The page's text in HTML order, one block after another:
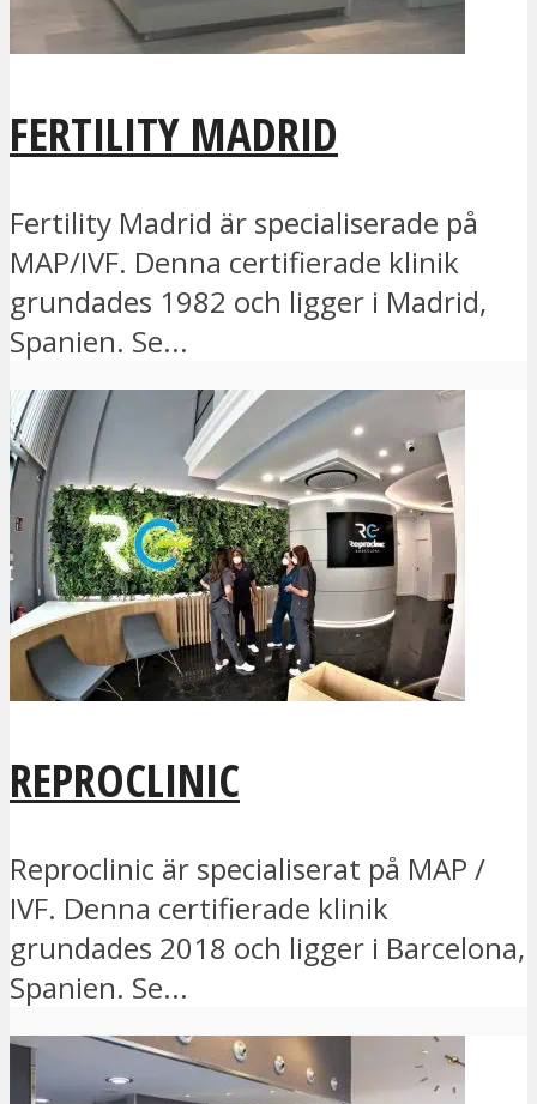
FERTILITY MADRID
Fertility Madrid är specialiserade på
MAP/IVF. Denna certifierade klinik
grundades 1982 och ligger i Madrid,
Spanien. Se...
REPROCLINIC
Reproclinic är specialiserat på MAP /
IVF. Denna certifierade klinik
grundades 2018 och ligger i Barcelona,
Spanien. Se...